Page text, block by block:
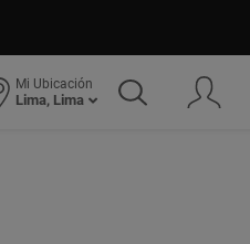
Mi Ubicación
Lima, Lima